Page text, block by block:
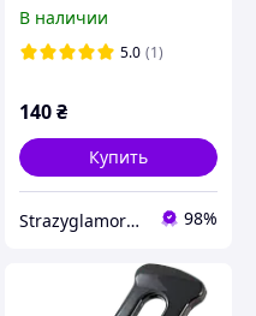
В наличии
5.0 (1)
140₴
Купить
Strazyglamora.com.ua 98%